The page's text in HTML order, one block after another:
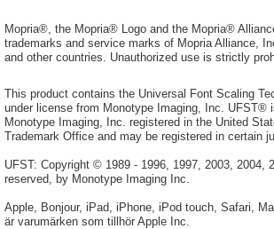
Mopria®, the Mopria® Logo and the Mopria®
trademarks and service marks of Mopria Alliance,
and other countries. Unauthorized use is strictly
This product contains the Universal Font Scaling
under license from Monotype Imaging, Inc. UFST®
Monotype Imaging, Inc. registered in the United
Trademark Office and may be registered in certain
UFST: Copyright © 1989 - 1996, 1997, 2003, 2004,
reserved, by Monotype Imaging Inc.
Apple, Bonjour, iPad, iPhone, iPod touch, Safari,
är varumärken som tillhör Apple Inc.